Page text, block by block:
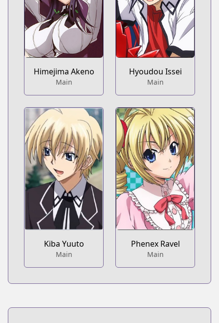
Himejima Akeno
Main
Hyoudou Issei
Main
Kiba Yuuto
Main
Phenex Ravel
Main